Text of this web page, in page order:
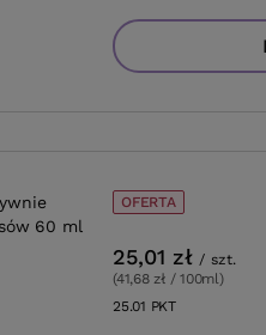
60 ml
OFERTA
25,01 zł / szt.
(41,68 zł / 100ml)
25.01 PKTpunktów